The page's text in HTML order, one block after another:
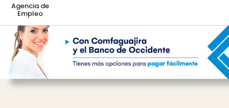
Agencia de
Empleo